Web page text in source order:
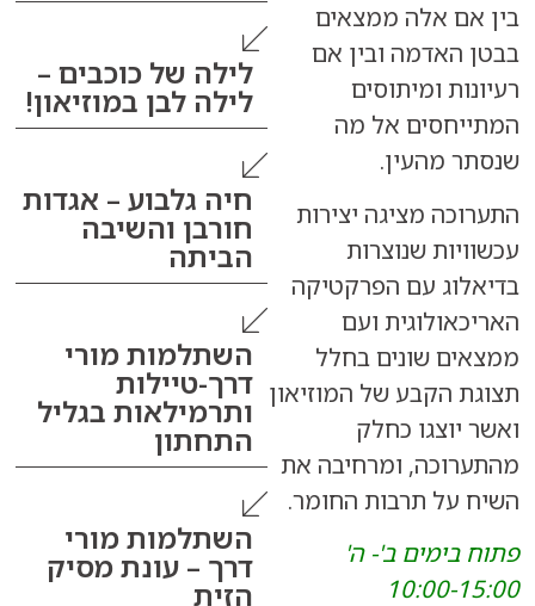
לילה של כוכבים –
לילה לבן במוזיאון!
חיה גלבוע – אגדות
חורבן והשיבה
הביתה
השתלמות מורי
דרך-טיילות
ותרמילאות בגליל
התחתון
השתלמות מורי
דרך – עונת מסיק
אלה ממצאים
ובין אם
ומיתוסים
אל מה
מהעין.
מציגה יצירות
שנוצרות
עם הפרקטיקה
ועם
שונים בחלל
של המוזיאון
כחלק
ומרחיבה את
תרבות החומר.
ב'- ה'